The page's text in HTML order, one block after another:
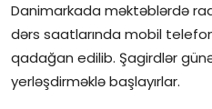
Regionlar
Qəzetin PDF arxivi
Danimarkada məktəblərdə
dərs saatlarında mobil
qadağan edilib. Şagirdlər
yerləşdirməklə başlayırlar.